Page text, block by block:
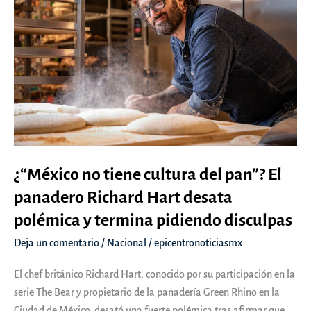
¿“México no tiene cultura del pan”? El
panadero Richard Hart desata
polémica y termina pidiendo disculpas
Deja un comentario/ Nacional /epicentronoticiasmx
El chef británico Richard Hart, conocido por su participación en la
serie The Bear y propietario de la panadería Green Rhino en la